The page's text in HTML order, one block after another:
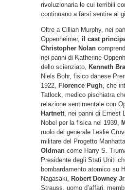
rivoluzionaria le cui terribili
continuano a farsi sentire ai
Oltre a Cillian Murphy, nei
Oppenheimer, il cast
Christopher Nolan
nei panni di Katherine
dello scienziato, Kenneth
Niels Bohr, fisico danese
1922, Florence Pugh, che
Tatlock, medico pischiatra
relazione sentimentale con
Hartnett, nei panni di Ernest
Nobel per la fisica nel 1939,
ruolo del generale Leslie
militare del Progetto
Oldman come Harry S.
Presidente degli Stati Uniti
bombardamento atomico su
Nagasaki, Robert Downey Jr
Strauss, uomo d’affari,